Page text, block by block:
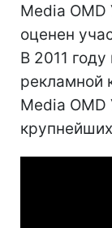
Media OMD
оценен
В 2011
рекламной
Media OMD